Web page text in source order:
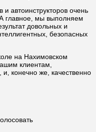
и автоинструкторов очень
главное, мы выполняем
довольных и
безопасных
на Нахимовском
клиентам,
конечно же, качественно